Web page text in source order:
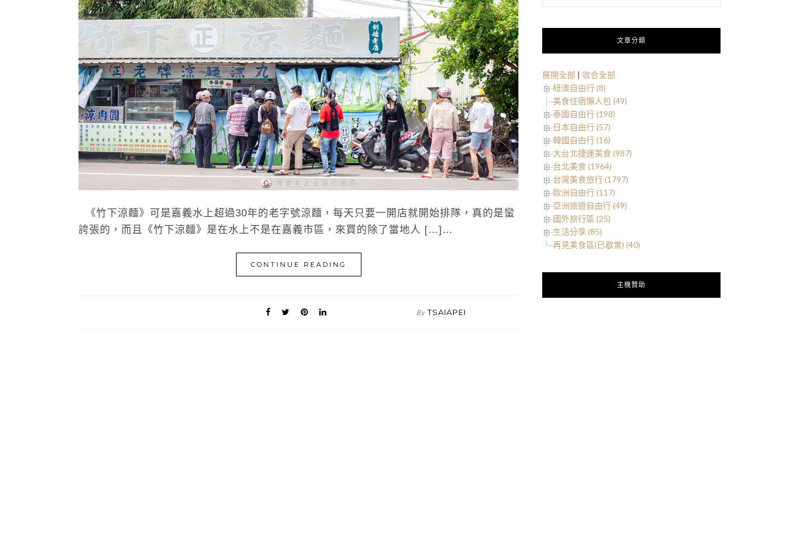
《竹下涼麵》可是嘉義水上超過30年的老字號涼麵，每天只要一開店就開始排隊，真的是蠻
誇張的，而且《竹下涼麵》是在水上不是在嘉義市區，來買的除了當地人 […]…
CONTINUE READING
By TSAIAPEI
文章分類
展開全部 | 收合全部
紐澳自由行 (8)
美食住宿懶人包 (49)
泰國自由行 (198)
日本自由行 (57)
韓國自由行 (16)
大台北捷運美食 (987)
台北美食 (1964)
台灣美食旅行 (1797)
歐洲自由行 (117)
亞洲旅遊自由行 (49)
國外旅行區 (25)
生活分享 (85)
再見美食區(已歇業) (40)
主機贊助